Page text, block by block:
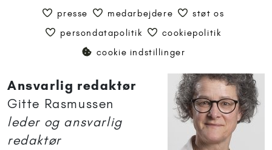
presse
medarbejdere
støt os
persondatapolitik
cookiepolitik
cookie indstillinger
Ansvarlig redaktør
Gitte Rasmussen
leder og ansvarlig
redaktør